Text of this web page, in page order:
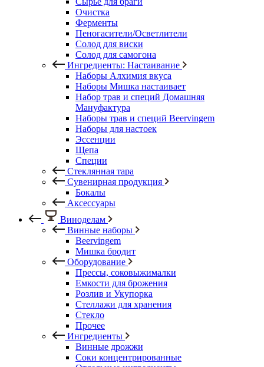
Очистка
Ферменты
Пеногасители/Осветлители
Солод для виски
Солод для самогона
Ингредиенты: Настаивание
Наборы Алхимия вкуса
Наборы Мишка настаивает
Набор трав и специй Домашняя
Мануфактура
Наборы трав и специй Beervingem
Наборы для настоек
Эссенции
Щепа
Специи
Стеклянная тара
Сувенирная продукция
Бокалы
Аксессуары
Виноделам
Винные наборы
Beervingem
Мишка бродит
Оборудование
Прессы, соковыжималки
Емкости для брожения
Розлив и Укупорка
Стеллажи для хранения
Стекло
Прочее
Ингредиенты
Винные дрожжи
Соки концентрированные